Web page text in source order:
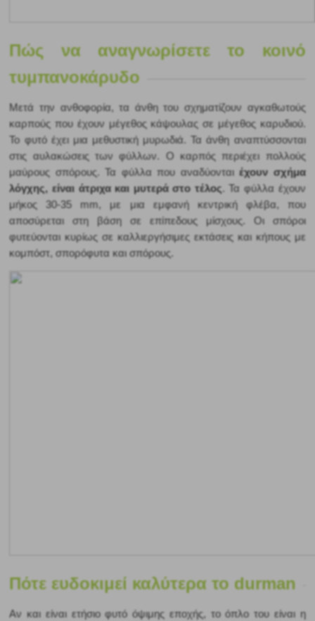
Πώς να αναγνωρίσετε το κοινό
τυμπανοκάρυδο
Μετά την ανθοφορία, τα άνθη του σχηματίζουν αγκαθωτούς
καρπούς που έχουν μέγεθος κάψουλας σε μέγεθος καρυδιού.
Το φυτό έχει μια μεθυστική μυρωδιά. Τα άνθη αναπτύσσονται
στις αυλακώσεις των φύλλων. Ο καρπός περιέχει πολλούς
μαύρους σπόρους. Τα φύλλα που αναδύονται έχουν σχήμα
λόγχης, είναι άτριχα και μυτερά στο τέλος. Τα φύλλα έχουν
μήκος 30-35 mm, με μια εμφανή κεντρική φλέβα, που
αποσύρεται στη βάση σε επίπεδους μίσχους. Οι σπόροι
φυτεύονται κυρίως σε καλλιεργήσιμες εκτάσεις και κήπους με
κομπόστ, σπορόφυτα και σπόρους.
Πότε ευδοκιμεί καλύτερα το durman
Αν και είναι ετήσιο φυτό όψιμης εποχής, το όπλο του είναι η